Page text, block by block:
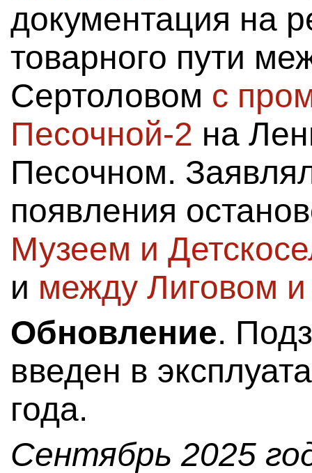
документация на
товарного пути
Сертоловом с
Песочной-2 на
Песочном.
появления
Музеем и
и между Лиговом
Обновление.
введен в
года.
Сентябрь 2025